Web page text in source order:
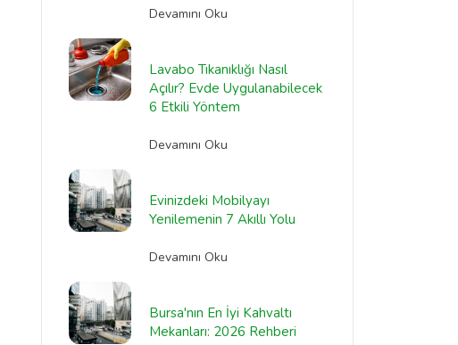
Devamını Oku
Lavabo Tıkanıklığı Nasıl
Açılır? Evde Uygulanabilecek
6 Etkili Yöntem
Devamını Oku
Evinizdeki Mobilyayı
Yenilemenin 7 Akıllı Yolu
Devamını Oku
Bursa'nın En İyi Kahvaltı
Mekanları: 2026 Rehberi